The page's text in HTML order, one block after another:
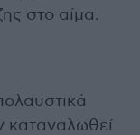
στο αίμα.
καταναλωθεί